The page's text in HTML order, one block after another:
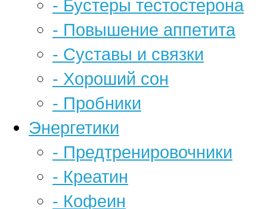
- Бустеры тестостерона
- Повышение аппетита
- Суставы и связки
- Хороший сон
- Пробники
Энергетики
- Предтренировочники
- Креатин
- Кофеин